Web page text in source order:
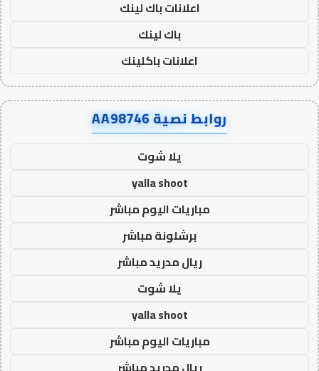
اعلانات باك لينك
باك لينك
اعلانات باكلينك
روابط نصية AA98746
يلا شوت
yalla shoot
مباريات اليوم مباشر
برشلونة مباشر
ريال مدريد مباشر
يلا شوت
yalla shoot
مباريات اليوم مباشر